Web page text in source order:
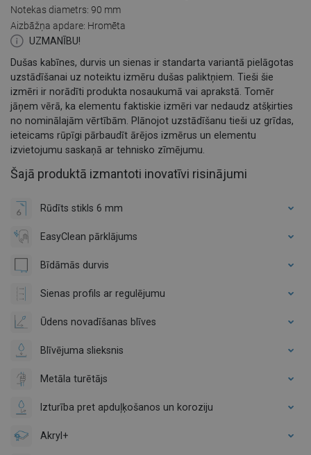
Notekas diametrs: 90 mm
Aizbāžņa apdare: Hromēta
UZMANĪBU!
Dušas kabīnes, durvis un sienas ir standarta variantā pielāgotas
uzstādīšanai uz noteiktu izmēru dušas paliktņiem. Tieši šie
izmēri ir norādīti produkta nosaukumā vai aprakstā. Tomēr
jāņem vērā, ka elementu faktiskie izmēri var nedaudz atšķirties
no nominālajām vērtībām. Plānojot uzstādīšanu tieši uz grīdas,
ieteicams rūpīgi pārbaudīt ārējos izmērus un elementu
izvietojumu saskaņā ar tehnisko zīmējumu.
Šajā produktā izmantoti inovatīvi risinājumi
Rūdīts stikls 6 mm
EasyClean pārklājums
Bīdāmās durvis
Sienas profils ar regulējumu
Ūdens novadīšanas blīves
Blīvējuma slieksnis
Metāla turētājs
Izturība pret apduļķošanos un koroziju
Akryl+